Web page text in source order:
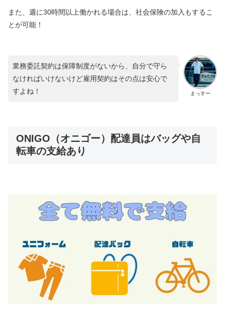
また、週に30時間以上働かれる場合は、社会保険の加入もするこ
とが可能！
まっすー
業務委託契約は保障制度がないから、自分で守ら
なければいけないけど雇用契約はその点は安心で
すよね！
ONIGO（オニゴー）配達員はバッグや自
転車の支給あり